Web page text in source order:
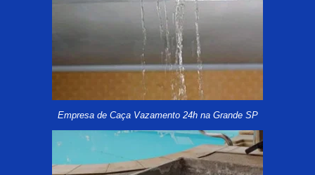
Empresa de Caça Vazamento 24h na Grande SP